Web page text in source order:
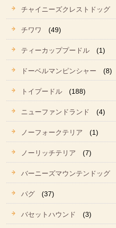
チャイニーズクレストドッグ
チワワ (49)
ティーカッププードル (1)
ドーベルマンピンシャー (8)
トイプードル (188)
ニューファンドランド (4)
ノーフォークテリア (1)
ノーリッチテリア (7)
バーニーズマウンテンドッグ
パグ (37)
バセットハウンド (3)